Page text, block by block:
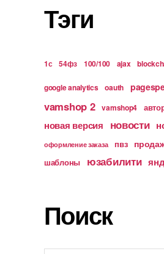
Тэги
1с 54фз 100/100 ajax
google analytics oauth
vamshop 2 vamshop4
новая версия новости
оформление заказа пвз
шаблоны юзабилити
Поиск